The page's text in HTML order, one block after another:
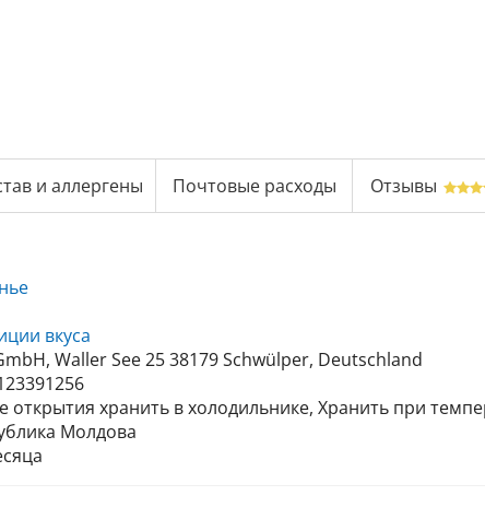
и аллергены Почтовые расходы Отзывы
вкуса
Waller See 25 38179 Schwülper, Deutschland
открытия хранить в холодильнике, Хранить при
Молдова